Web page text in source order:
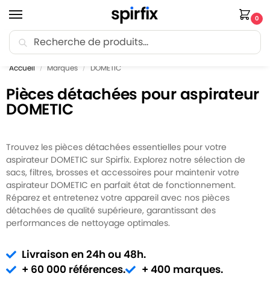
0
🚚 Livraison Point Relais offerte dès 30€ d’achat.
Accueil / Marques / DOMETIC
Pièces détachées pour aspirateur
DOMETIC
Trouvez les pièces détachées essentielles pour votre
aspirateur DOMETIC sur Spirfix. Explorez notre sélection de
sacs, filtres, brosses et accessoires pour maintenir votre
aspirateur DOMETIC en parfait état de fonctionnement.
Réparez et entretenez votre appareil avec nos pièces
détachées de qualité supérieure, garantissant des
performances de nettoyage optimales.
Livraison en 24h ou 48h.
+ 60 000 références.
+ 400 marques.